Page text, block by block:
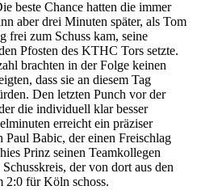
beste Chance hatten die immer
aber drei Minuten später, als Tom
frei zum Schuss kam, seine
Pfosten des KTHC Tors setzte.
brachten in der Folge keinen
dass sie an diesem Tag
Den letzten Punch vor der
die individuell klar besser
erreicht ein präziser
Paul Babic, der einen Freischlag
Prinz seinen Teamkollegen
der von dort aus den
2:0 für Köln schoss.